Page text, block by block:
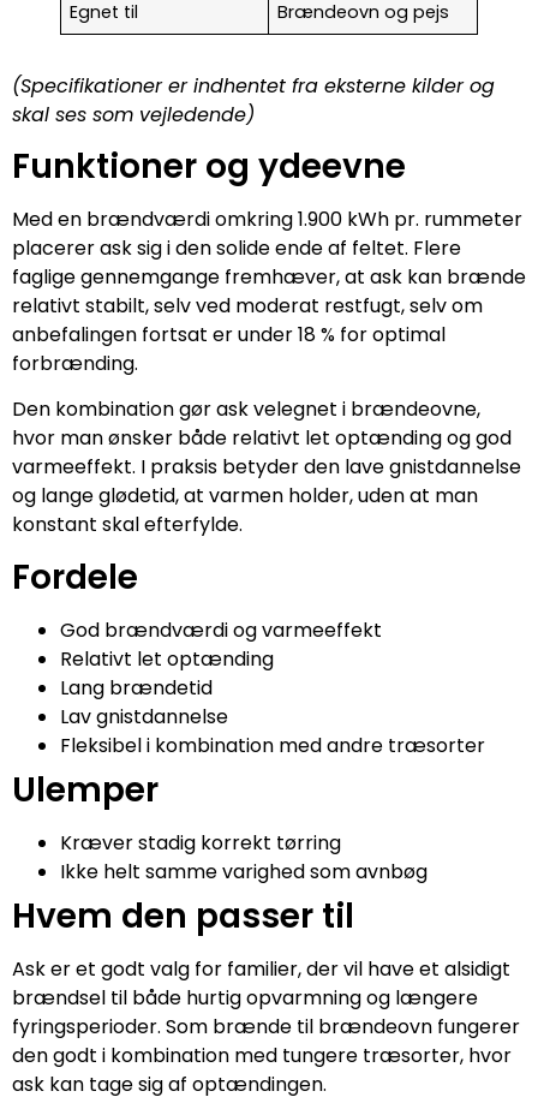
Egnet til Brændeovn og pejs
(Specifikationer er indhentet fra eksterne kilder og
skal ses som vejledende)
Funktioner og ydeevne
Med en brændværdi omkring 1.900 kWh pr. rummeter
placerer ask sig i den solide ende af feltet. Flere
faglige gennemgange fremhæver, at ask kan brænde
relativt stabilt, selv ved moderat restfugt, selv om
anbefalingen fortsat er under 18 % for optimal
forbrænding.
Den kombination gør ask velegnet i brændeovne,
hvor man ønsker både relativt let optænding og god
varmeeffekt. I praksis betyder den lave gnistdannelse
og lange glødetid, at varmen holder, uden at man
konstant skal efterfylde.
Fordele
God brændværdi og varmeeffekt
Relativt let optænding
Lang brændetid
Lav gnistdannelse
Fleksibel i kombination med andre træsorter
Ulemper
Kræver stadig korrekt tørring
Ikke helt samme varighed som avnbøg
Hvem den passer til
Ask er et godt valg for familier, der vil have et alsidigt
brændsel til både hurtig opvarmning og længere
fyringsperioder. Som brænde til brændeovn fungerer
den godt i kombination med tungere træsorter, hvor
ask kan tage sig af optændingen.